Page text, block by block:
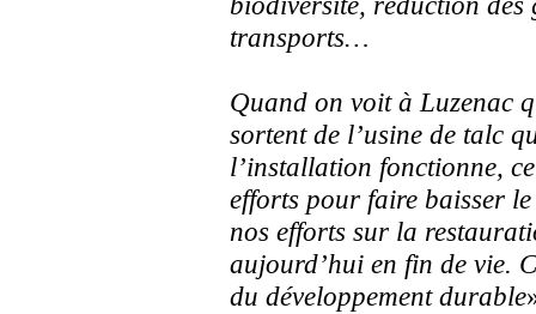
transports…
Quand on voit à Luzenac
sortent de l’usine de talc
l’installation fonctionne,
efforts pour faire baisser
nos efforts sur la
aujourd’hui en fin de vie.
du développement durable